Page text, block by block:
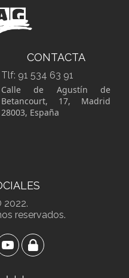
CONTACTA
Tlf: 91 534 63 91
Calle de Agustín de
Betancourt, 17, Madrid
28003, España
2022.
reservados.